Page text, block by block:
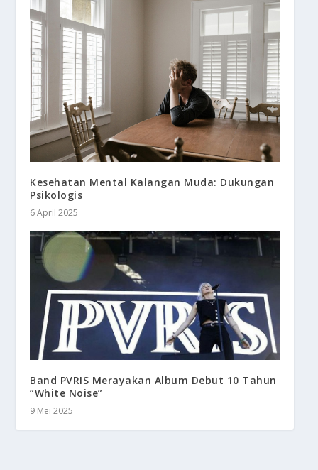
Kesehatan Mental Kalangan Muda: Dukungan
Psikologis
6 April 2025
Band PVRIS Merayakan Album Debut 10 Tahun
“White Noise”
9 Mei 2025